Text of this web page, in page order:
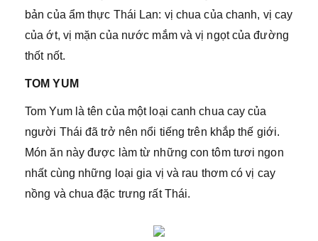
bản của ẩm thực Thái Lan: vị chua của chanh, vị cay
của ớt, vị mặn của nước mắm và vị ngọt của đường
thốt nốt.
TOM YUM
Tom Yum là tên của một loại canh chua cay của
người Thái đã trở nên nổi tiếng trên khắp thế giới.
Món ăn này được làm từ những con tôm tươi ngon
nhất cùng những loại gia vị và rau thơm có vị cay
nồng và chua đặc trưng rất Thái.